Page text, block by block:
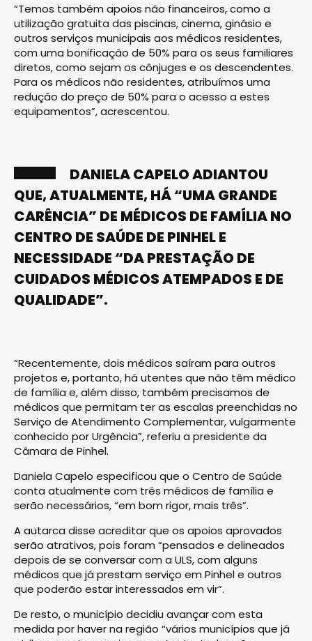
“Temos também apoios não financeiros, como a
utilização gratuita das piscinas, cinema, ginásio e
outros serviços municipais aos médicos residentes,
com uma bonificação de 50% para os seus familiares
diretos, como sejam os cônjuges e os descendentes.
Para os médicos não residentes, atribuímos uma
redução do preço de 50% para o acesso a estes
equipamentos”, acrescentou.
DANIELA CAPELO ADIANTOU
QUE, ATUALMENTE, HÁ “UMA GRANDE
CARÊNCIA” DE MÉDICOS DE FAMÍLIA NO
CENTRO DE SAÚDE DE PINHEL E
NECESSIDADE “DA PRESTAÇÃO DE
CUIDADOS MÉDICOS ATEMPADOS E DE
QUALIDADE”.
“Recentemente, dois médicos saíram para outros
projetos e, portanto, há utentes que não têm médico
de família e, além disso, também precisamos de
médicos que permitam ter as escalas preenchidas no
Serviço de Atendimento Complementar, vulgarmente
conhecido por Urgência”, referiu a presidente da
Câmara de Pinhel.
Daniela Capelo especificou que o Centro de Saúde
conta atualmente com três médicos de família e
serão necessários, “em bom rigor, mais três”.
A autarca disse acreditar que os apoios aprovados
serão atrativos, pois foram “pensados e delineados
depois de se conversar com a ULS, com alguns
médicos que já prestam serviço em Pinhel e outros
que poderão estar interessados em vir”.
De resto, o município decidiu avançar com esta
medida por haver na região “vários municípios que já